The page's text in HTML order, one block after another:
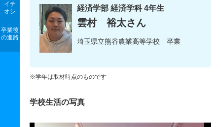
イチ
オシ
卒業後
の進路
経済学部 経済学科 4年生
雲村 裕太さん
埼玉県立熊谷農業高等学校 卒業
※学年は取材時点のものです
学校生活の写真